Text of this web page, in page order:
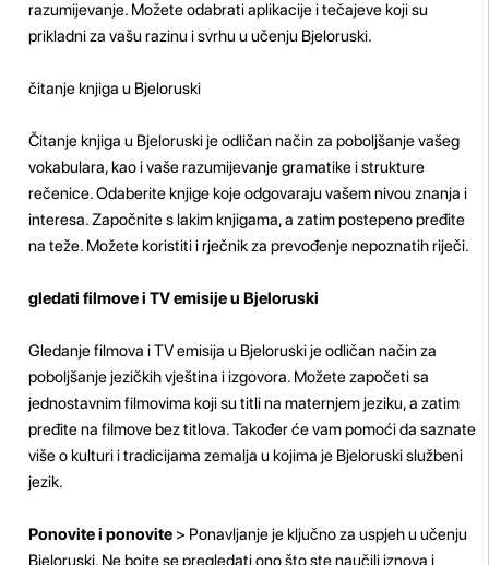
razumijevanje. Možete odabrati aplikacije i tečajeve koji su
prikladni za vašu razinu i svrhu u učenju Bjeloruski.
čitanje knjiga u Bjeloruski
Čitanje knjiga u Bjeloruski je odličan način za poboljšanje vašeg
vokabulara, kao i vaše razumijevanje gramatike i strukture
rečenice. Odaberite knjige koje odgovaraju vašem nivou znanja i
interesa. Započnite s lakim knjigama, a zatim postepeno pređite
na teže. Možete koristiti i rječnik za prevođenje nepoznatih riječi.
gledati filmove i TV emisije u Bjeloruski
Gledanje filmova i TV emisija u Bjeloruski je odličan način za
poboljšanje jezičkih vještina i izgovora. Možete započeti sa
jednostavnim filmovima koji su titli na maternjem jeziku, a zatim
pređite na filmove bez titlova. Također će vam pomoći da saznate
više o kulturi i tradicijama zemalja u kojima je Bjeloruski službeni
jezik.
Ponovite i ponovite > Ponavljanje je ključno za uspjeh u učenju
Bjeloruski. Ne bojte se pregledati ono što ste naučili iznova i